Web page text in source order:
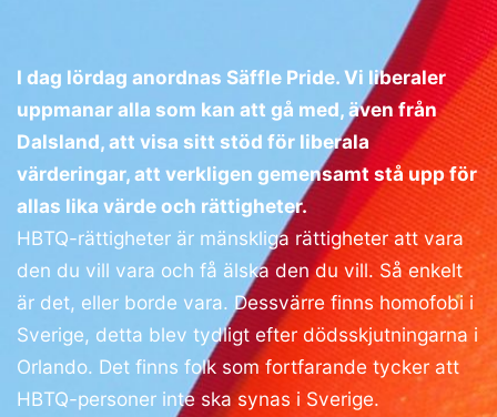
I dag lördag anordnas Säffle Pride. Vi liberaler
uppmanar alla som kan att gå med, även från
Dalsland, att visa sitt stöd för liberala
värderingar, att verkligen gemensamt stå upp för
allas lika värde och rättigheter.
HBTQ-rättigheter är mänskliga rättigheter att vara
den du vill vara och få älska den du vill. Så enkelt
är det, eller borde vara. Dessvärre finns homofobi i
Sverige, detta blev tydligt efter dödsskjutningarna i
Orlando. Det finns folk som fortfarande tycker att
HBTQ-personer inte ska synas i Sverige.